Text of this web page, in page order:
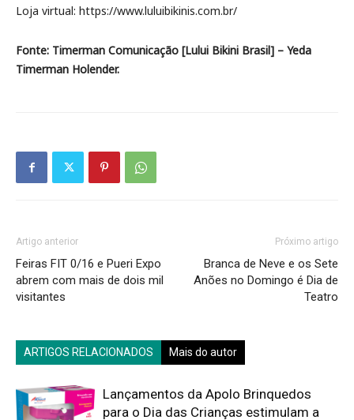
Loja virtual: https://www.luluibikinis.com.br/
Fonte: Timerman Comunicação [Lului Bikini Brasil] – Yeda
Timerman Holender.
Artigo anterior
Feiras FIT 0/16 e Pueri Expo
abrem com mais de dois mil
visitantes
Próximo artigo
Branca de Neve e os Sete
Anões no Domingo é Dia de
Teatro
ARTIGOS RELACIONADOS Mais do autor
Lançamentos da Apolo Brinquedos
para o Dia das Crianças estimulam a